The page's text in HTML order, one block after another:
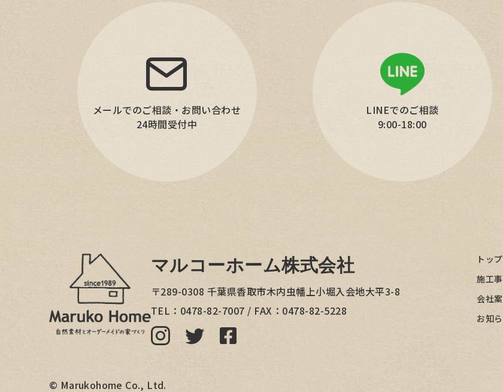
メールでのご相談・お問い合わせ
24時間受付中
LINEでのご相談
9:00-18:00
マルコーホーム株式会社
〒289-0308 千葉県香取市木内虫幡上小堀入会地大平3-8
TEL： 0478-82-7007 / FAX：0478-82-5228
トッ
施工
会社
お知
© Marukohome Co., Ltd.